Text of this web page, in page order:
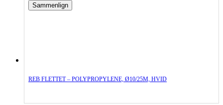
Sammenlign
REB FLETTET – POLYPROPYLENE, Ø10/25M, HVID